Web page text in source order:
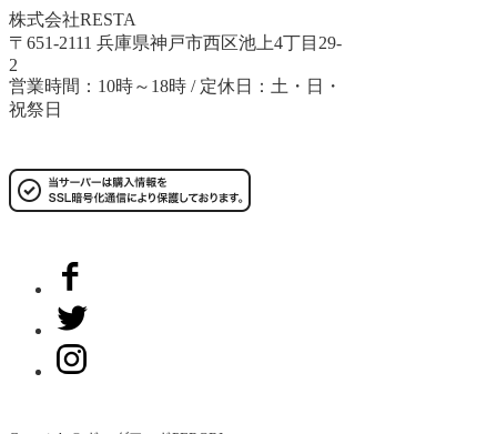
株式会社RESTA
〒651-2111 兵庫県神戸市西区池上4丁目29-
2
営業時間：10時～18時 / 定休日：土・日・
祝祭日